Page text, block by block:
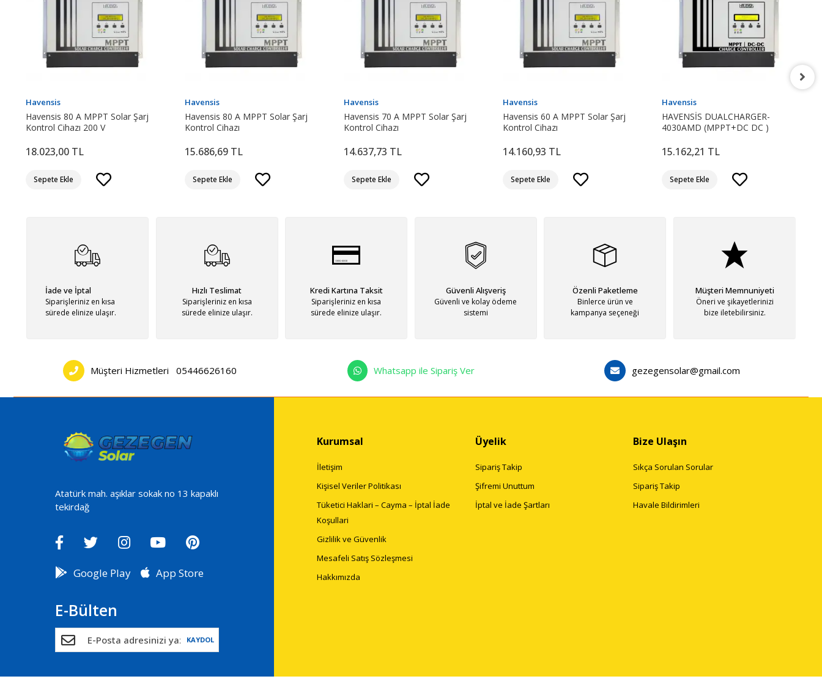
Havensis
Havensis 80 A MPPT Solar Şarj
Kontrol Cihazı 200 V
18.023,00 TL
Sepete Ekle
Havensis
Havensis 80 A MPPT Solar Şarj
Kontrol Cihazı
15.686,69 TL
Sepete Ekle
Havensis
Havensis 70 A MPPT Solar Şarj
Kontrol Cihazı
14.637,73 TL
Sepete Ekle
Havensis
Havensis 60 A MPPT Solar Şarj
Kontrol Cihazı
14.160,93 TL
Sepete Ekle
Havensis
HAVENSİS DUALCHARGER-
4030AMD (MPPT+DC DC )
15.162,21 TL
Sepete Ekle
İade ve İptal
Siparişleriniz en kısa
sürede elinize ulaşır.
Hızlı Teslimat
Siparişleriniz en kısa
sürede elinize ulaşır.
Kredi Kartına Taksit
Siparişleriniz en kısa
sürede elinize ulaşır.
Güvenli Alışveriş
Güvenli ve kolay ödeme
sistemi
Özenli Paketleme
Binlerce ürün ve
kampanya seçeneği
Müşteri Memnuniyeti
Öneri ve şikayetlerinizi
bize iletebilirsiniz.
Müşteri Hizmetleri 05446626160 Whatsapp ile Sipariş Ver gezegensolar@gmail.com
Atatürk mah. aşıklar sokak no 13 kapaklı
tekirdağ
Google Play App Store
E-Bülten
KAYDOL
Kurumsal
İletişim
Kişisel Veriler Politikası
Tüketici Haklari – Cayma – İptal İade
Koşullari
Gizlilik ve Güvenlik
Mesafeli Satış Sözleşmesi
Hakkımızda
Üyelik
Sipariş Takip
Şifremi Unuttum
İptal ve İade Şartları
Bize Ulaşın
Sıkça Sorulan Sorular
Sipariş Takip
Havale Bildirimleri